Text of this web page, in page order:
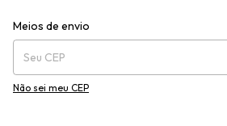
Entregas para o CEP:
Meios de envio
Não sei meu CEP